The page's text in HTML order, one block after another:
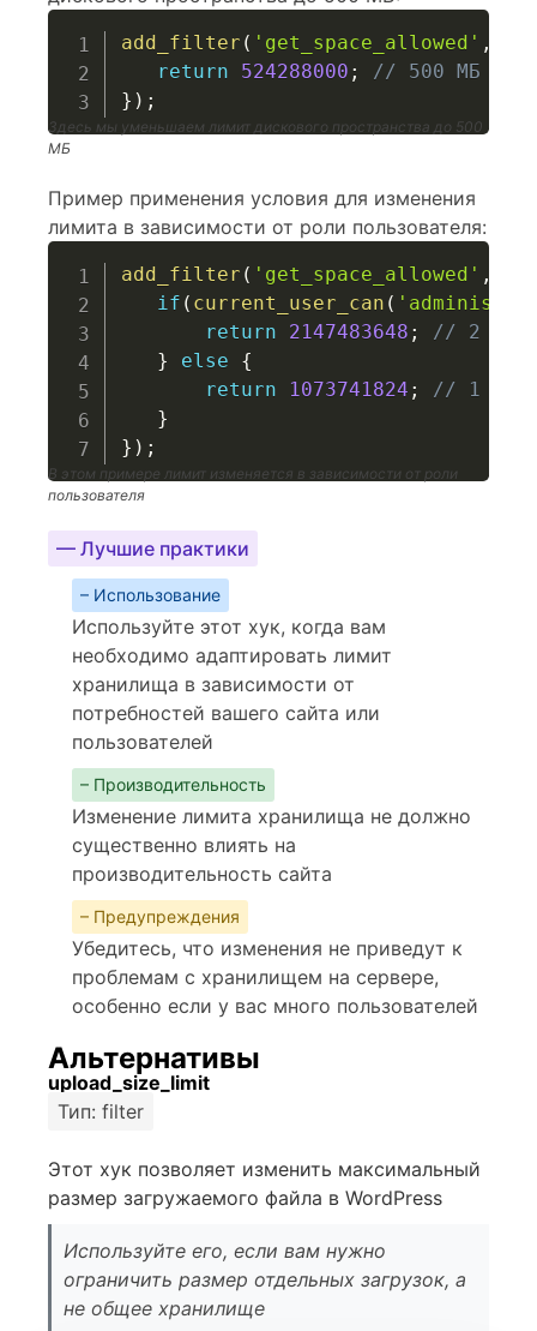
add_filter ( 'get_space_allowed' ,
return
524288000 ;
// 500 МБ
} ) ;
Здесь мы уменьшаем лимит дискового пространства до 500
МБ
Пример применения условия для изменения
лимита в зависимости от роли пользователя:
add_filter ( 'get_space_allowed' ,
if ( current_user_can (
return
2147483648 ;
// 2 ГБ
}
else
{
return
1073741824 ;
// 1 ГБ
}
} ) ;
В этом примере лимит изменяется в зависимости от роли
пользователя
— Лучшие практики
– Использование
Используйте этот хук, когда вам
необходимо адаптировать лимит
хранилища в зависимости от
потребностей вашего сайта или
пользователей
– Производительность
Изменение лимита хранилища не должно
существенно влиять на
производительность сайта
– Предупреждения
Убедитесь, что изменения не приведут к
проблемам с хранилищем на сервере,
особенно если у вас много пользователей
Альтернативы
upload_size_limit
Тип: filter
Этот хук позволяет изменить максимальный
размер загружаемого файла в WordPress
Используйте его, если вам нужно
ограничить размер отдельных загрузок, а
не общее хранилище